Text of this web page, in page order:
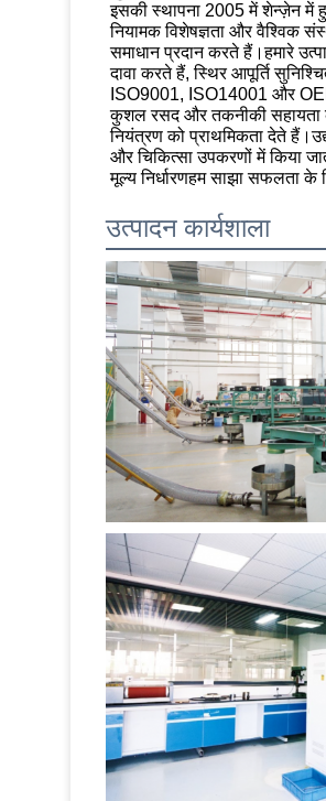
इसकी स्थापना 2005 में शेन्ज़ेन में
नियामक विशेषज्ञता और वैश्विक
समाधान प्रदान करते हैं।हमारे
दावा करते हैं, स्थिर आपूर्ति
ISO9001, ISO14001 और
कुशल रसद और तकनीकी सहायता
नियंत्रण को प्राथमिकता देते
और चिकित्सा उपकरणों में किया
मूल्य निर्धारणहम साझा सफलता के
उत्पादन कार्यशाला